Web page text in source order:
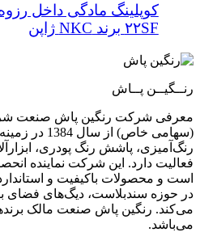
۲۲SF برند NKC ژاپن
رنــگیــن پــاش
معرفی شرکت رنگین پاش صنعت
(سهامی خاص)
رنگ‌آمیزی، پاشش رنگ پودری،
است و محصولات باکیفیت و
در حوزه سندبلاست، دیگ‌های فضای
می‌باشد.